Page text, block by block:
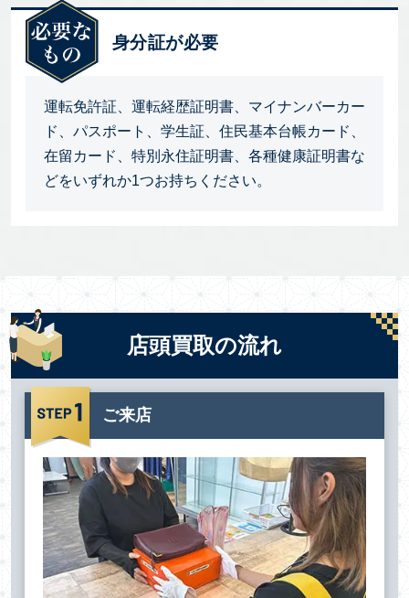
身分証が必要
運転免許証、運転経歴証明書、マイナンバーカー
ド、パスポート、学生証、住民基本台帳カード、
在留カード、特別永住証明書、各種健康証明書な
どをいずれか1つお持ちください。
店頭買取の流れ
ご来店